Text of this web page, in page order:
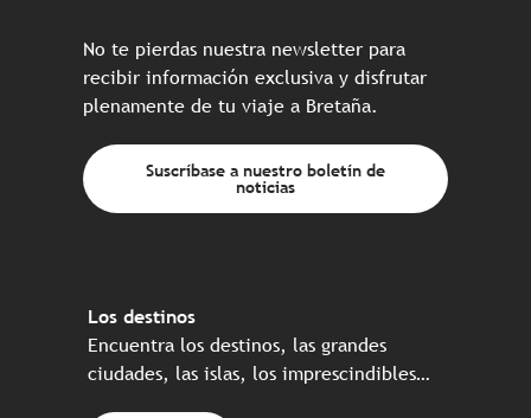
No te pierdas nuestra newsletter para
recibir información exclusiva y disfrutar
plenamente de tu viaje a Bretaña.
Suscríbase a nuestro boletín de
noticias
Los destinos
Encuentra los destinos, las grandes
ciudades, las islas, los imprescindibles…